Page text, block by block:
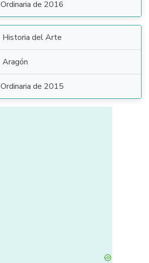
Ordinaria de 2016
Historia del Arte
Aragón
Ordinaria de 2015